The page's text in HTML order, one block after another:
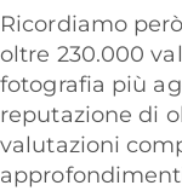
Ricordiamo
oltre 230.000
fotografia più
reputazione di
valutazioni